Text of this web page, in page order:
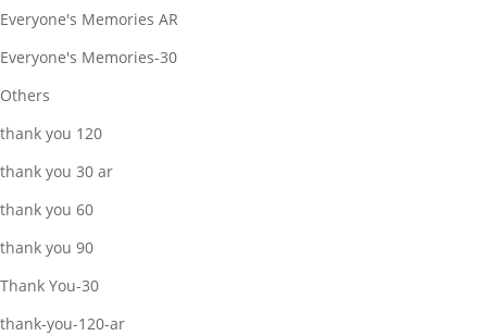
Everyone's Memories AR
Everyone's Memories-30
Others
thank you 120
thank you 30 ar
thank you 60
thank you 90
Thank You-30
thank-you-120-ar